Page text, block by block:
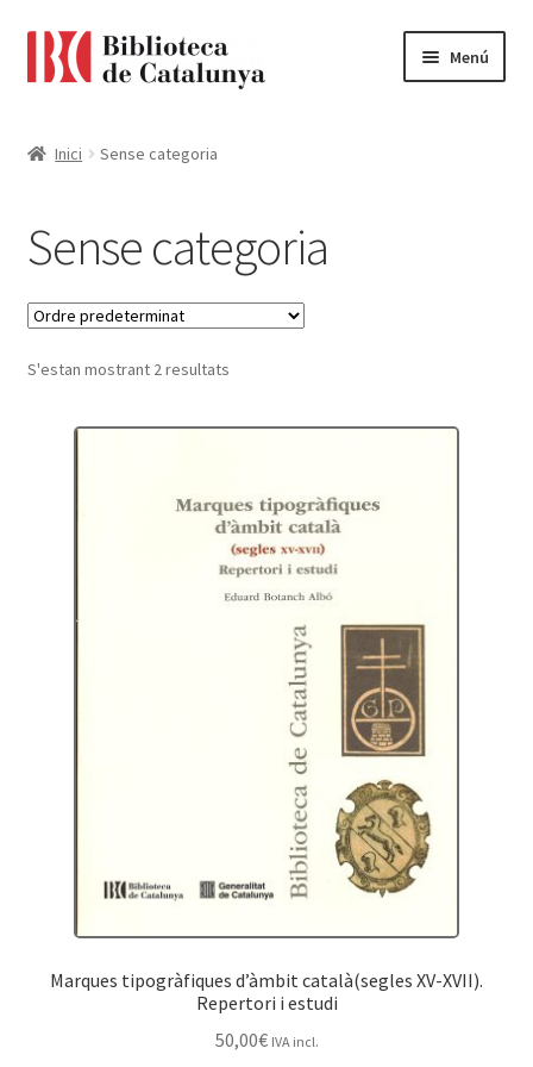
Menú
Cistella
El meu compte
Finalitzar compra
Novetats
Termes i condicions
Inici Sense categoria
Sense categoria
S'estan mostrant 2 resultats
Marques tipogràfiques d’àmbit català(segles XV-XVII).
Repertori i estudi
50,00€ IVA incl.